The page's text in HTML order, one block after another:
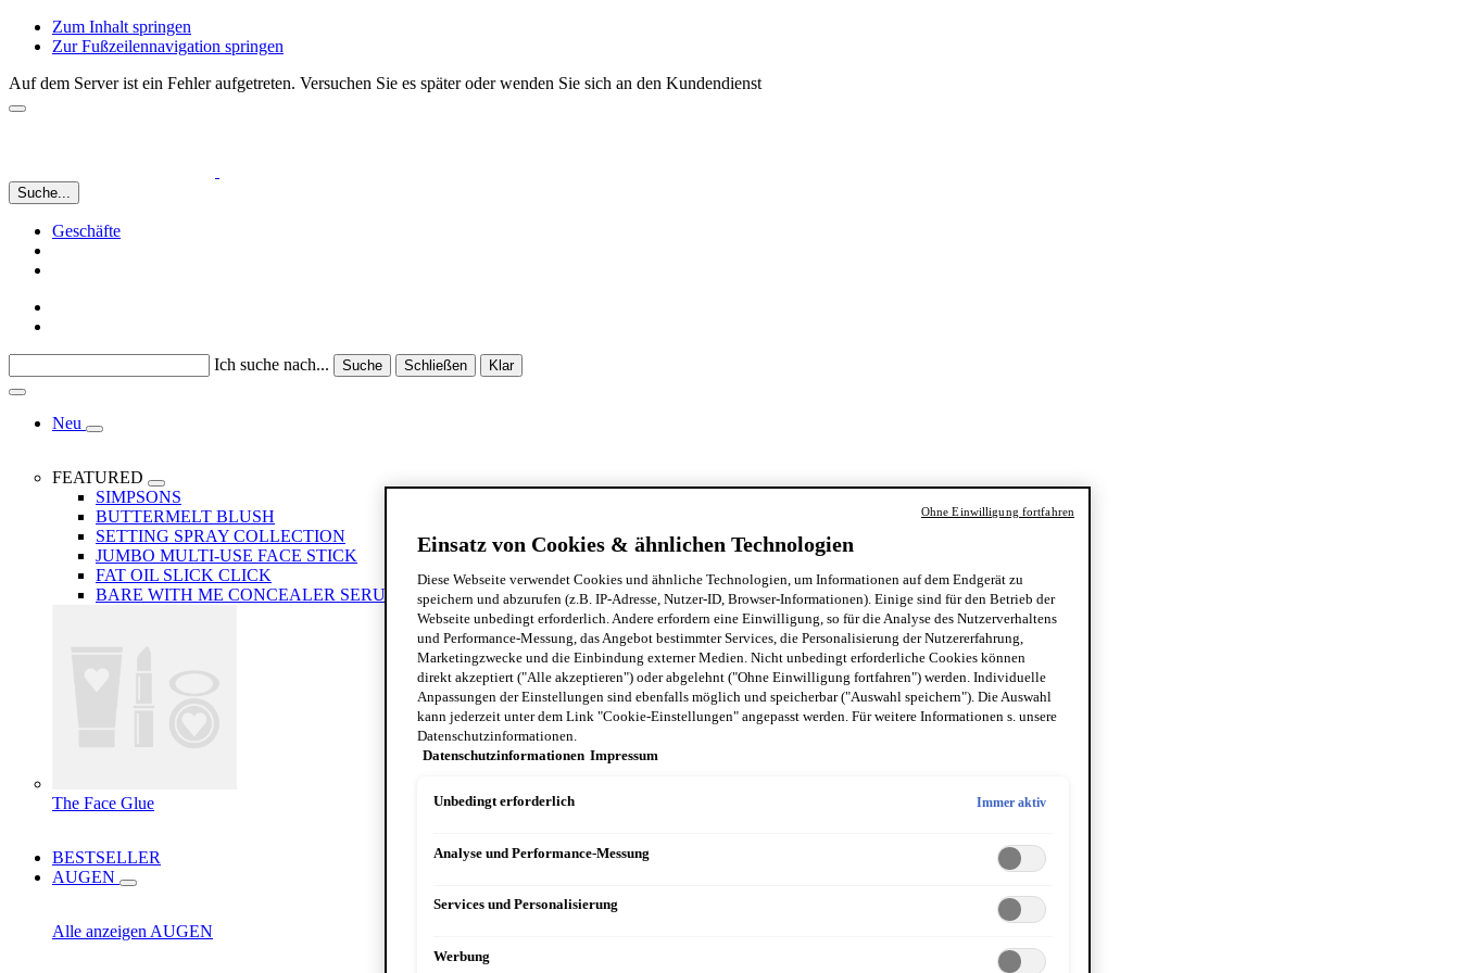
Zum Inhalt springen
Zur Fußzeilennavigation springen
Auf dem Server ist ein Fehler aufgetreten. Versuchen Sie es später oder wenden Sie sich an den Kundendienst
Suche...
Geschäfte
Ich suche nach... Suche Schließen Klar
Neu
FEATURED
SIMPSONS
BUTTERMELT BLUSH
SETTING SPRAY COLLECTION
JUMBO MULTI-USE FACE STICK
FAT OIL SLICK CLICK
BARE WITH ME CONCEALER SERUM
The Face Glue
BESTSELLER
AUGEN
Alle anzeigen AUGEN
Einsatz von Cookies & ähnlichen Technologien
Diese Webseite verwendet Cookies und ähnliche Technologien, um Informationen auf dem Endgerät zu
speichern und abzurufen (z.B. IP-Adresse, Nutzer-ID, Browser-Informationen). Einige sind für den Betrieb der
Webseite unbedingt erforderlich. Andere erfordern eine Einwilligung, so für die Analyse des Nutzerverhaltens
und Performance-Messung, das Angebot bestimmter Services, die Personalisierung der Nutzererfahrung,
Marketingzwecke und die Einbindung externer Medien. Nicht unbedingt erforderliche Cookies können
direkt akzeptiert ("Alle akzeptieren") oder abgelehnt ("Ohne Einwilligung fortfahren") werden. Individuelle
Anpassungen der Einstellungen sind ebenfalls möglich und speicherbar ("Auswahl speichern"). Die Auswahl
kann jederzeit unter dem Link "Cookie-Einstellungen" angepasst werden. Für weitere Informationen s. unsere
Datenschutzinformationen.
Datenschutzinformationen Impressum
Unbedingt erforderlich Immer aktiv
Analyse und Performance-Messung
Services und Personalisierung
Werbung
Ohne Einwilligung fortfahren